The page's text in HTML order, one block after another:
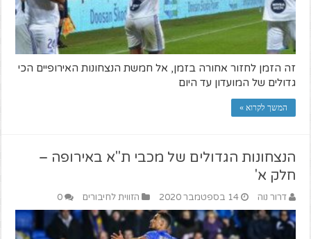
זה הזמן לחזור אחורה בזמן, אל חמשת הנצחונות האירופיים הכי
גדולים של המועדון עד היום
המשך לקרוא »
הנצחונות הגדולים של מכבי ת"א באירופה –
חלק א'
דרור נוה 14 בספטמבר 2020 הזווית לחיבורים 0